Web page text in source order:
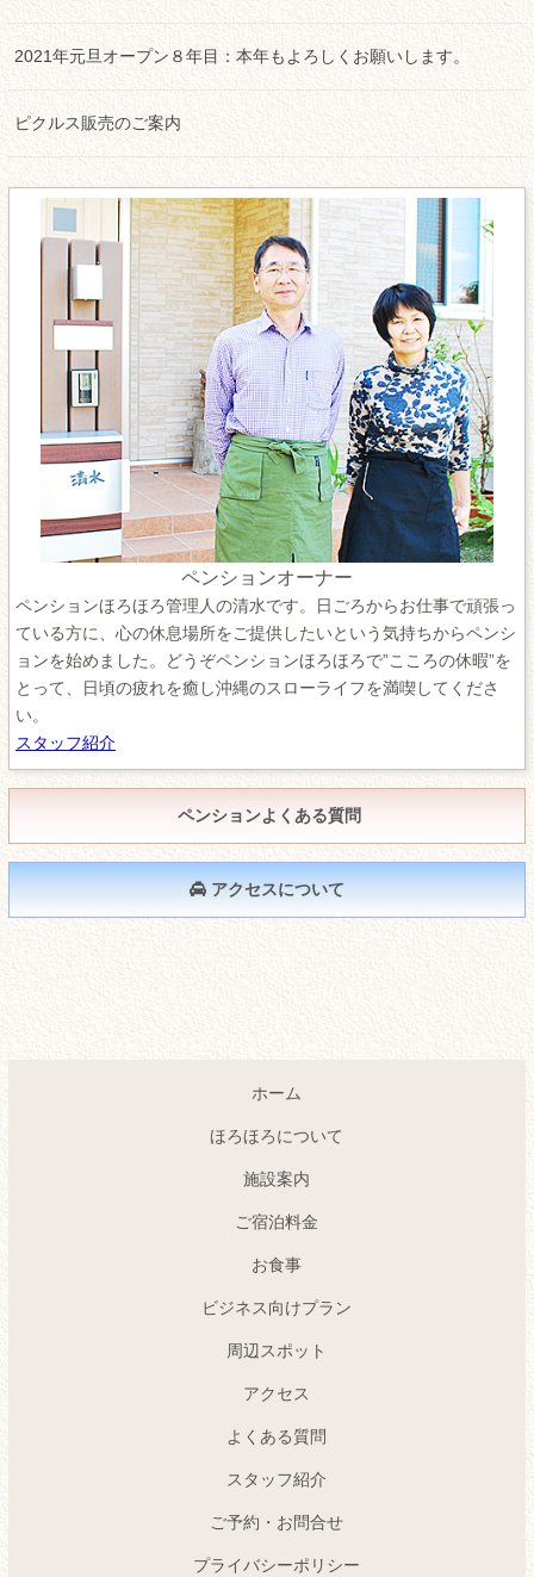
2021年元旦オープン８年目：本年もよろしくお願いします。
ピクルス販売のご案内
ペンションオーナー
ペンションほろほろ管理人の清水です。日ごろからお仕事で頑張っ
ている方に、心の休息場所をご提供したいという気持ちからペンシ
ョンを始めました。どうぞペンションほろほろで”こころの休暇”を
とって、日頃の疲れを癒し沖縄のスローライフを満喫してくださ
い。
スタッフ紹介
ペンションよくある質問
アクセスについて
ホーム
ほろほろについて
施設案内
ご宿泊料金
お食事
ビジネス向けプラン
周辺スポット
アクセス
よくある質問
スタッフ紹介
ご予約・お問合せ
プライバシーポリシー